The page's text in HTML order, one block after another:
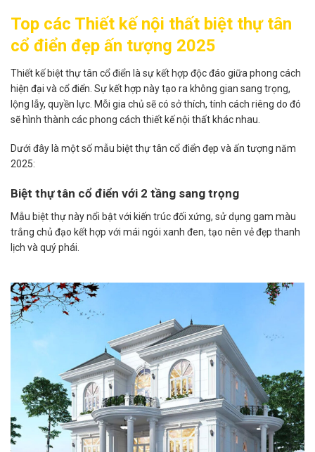
Top các Thiết kế nội thất biệt thự tân
cổ điển đẹp ấn tượng 2025
Thiết kế biệt thự tân cổ điển là sự kết hợp độc đáo giữa phong cách
hiện đại và cổ điển. Sự kết hợp này tạo ra không gian sang trọng,
lộng lẫy, quyền lực. Mỗi gia chủ sẽ có sở thích, tính cách riêng do đó
sẽ hình thành các phong cách thiết kế nội thất khác nhau.
Dưới đây là một số mẫu biệt thự tân cổ điển đẹp và ấn tượng năm
2025:​
Biệt thự tân cổ điển với 2 tầng sang trọng
Mẫu biệt thự này nổi bật với kiến trúc đối xứng, sử dụng gam màu
trắng chủ đạo kết hợp với mái ngói xanh đen, tạo nên vẻ đẹp thanh
lịch và quý phái. ​